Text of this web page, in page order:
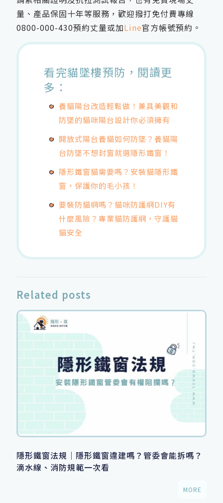
量、產品保固十年等服務，歡迎撥打免付費專線
0800-000-430預約丈量或加Line官方帳號預約。
看完貓墜樓預防，閱讀更
多：
養貓陽台改造輕鬆做！兼具美觀和
防墜的貓咪陽台設計你必須擁有
開放式陽台養貓如何防墜？養貓陽
台防墜不想封窗就選隱形鐵窗！
隱形鐵窗貓需要嗎？安裝貓隱形鐵
窗，保護你的毛小孩！
要裝防貓網嗎？貓咪防護網DIY有
什麼風險？專業貓防護網，守護貓
貓安全
Related posts
隱形鐵窗法規｜隱形鐵窗違建嗎？管委會能拆嗎？
滴水線、消防規範一次看
MORE